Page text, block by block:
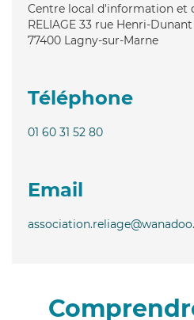
Centre local d'information et
RELIAGE 33 rue Henri-Dunant
77400 Lagny-sur-Marne
Téléphone
01 60 31 52 80
Email